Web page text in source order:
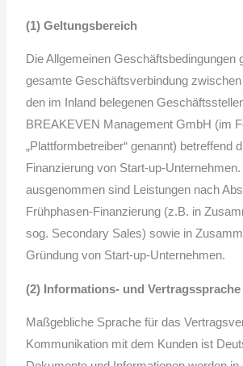
(1) Geltungsbereich
Die Allgemeinen Geschäftsbedingungen
gesamte Geschäftsverbindung
den im Inland belegenen
BREAKEVEN Management GmbH (im
„Plattformbetreiber“ genannt) betreffend
Finanzierung von Start-up-
ausgenommen sind Leistungen nach
Frühphasen-Finanzierung (z.B. in
sog. Secondary Sales) sowie in
Gründung von Start-up-Unternehmen.
(2) Informations- und Vertragssprache
Maßgebliche Sprache für das
Kommunikation mit dem Kunden ist